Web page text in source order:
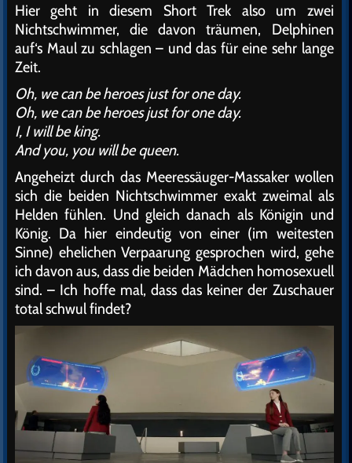
Hier geht in diesem Short Trek also um zwei
Nichtschwimmer, die davon träumen, Delphinen
auf‘s Maul zu schlagen – und das für eine sehr lange
Zeit.
Oh, we can be heroes just for one day.
Oh, we can be heroes just for one day.
I, I will be king.
And you, you will be queen.
Angeheizt durch das Meeressäuger-Massaker wollen
sich die beiden Nichtschwimmer exakt zweimal als
Helden fühlen. Und gleich danach als Königin und
König. Da hier eindeutig von einer (im weitesten
Sinne) ehelichen Verpaarung gesprochen wird, gehe
ich davon aus, dass die beiden Mädchen homosexuell
sind. – Ich hoffe mal, dass das keiner der Zuschauer
total schwul findet?